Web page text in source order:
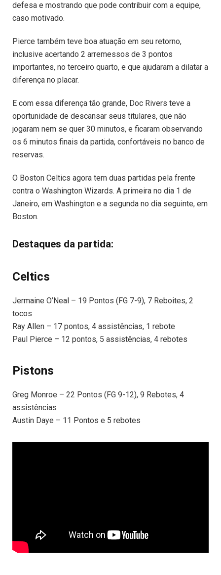
defesa e mostrando que pode contribuir com a equipe,
caso motivado.
Pierce também teve boa atuação em seu retorno,
inclusive acertando 2 arremessos de 3 pontos
importantes, no terceiro quarto, e que ajudaram a dilatar a
diferença no placar.
E com essa diferença tão grande, Doc Rivers teve a
oportunidade de descansar seus titulares, que não
jogaram nem se quer 30 minutos, e ficaram observando
os 6 minutos finais da partida, confortáveis no banco de
reservas.
O Boston Celtics agora tem duas partidas pela frente
contra o Washington Wizards. A primeira no dia 1 de
Janeiro, em Washington e a segunda no dia seguinte, em
Boston.
Destaques da partida:
Celtics
Jermaine O’Neal – 19 Pontos (FG 7-9), 7 Reboites, 2
tocos
Ray Allen – 17 pontos, 4 assistências, 1 rebote
Paul Pierce – 12 pontos, 5 assistências, 4 rebotes
Pistons
Greg Monroe – 22 Pontos (FG 9-12), 9 Rebotes, 4
assistências
Austin Daye – 11 Pontos e 5 rebotes